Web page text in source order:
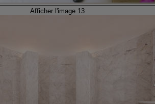
Afficher l'image 13